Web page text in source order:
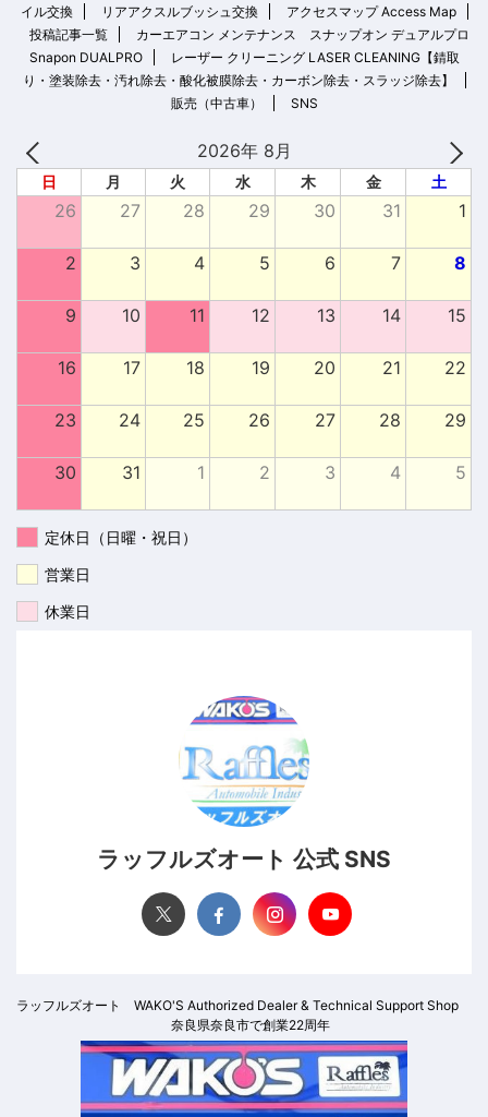
イル交換
リアアクスルブッシュ交換
アクセスマップ Access Map
投稿記事一覧
カーエアコン メンテナンス スナップオン デュアルプロ
Snapon DUALPRO
レーザー クリーニング LASER CLEANING【錆取
り・塗装除去・汚れ除去・酸化被膜除去・カーボン除去・スラッジ除去】
販売（中古車）
SNS
2026年 8月
日 月 火 水 木 金 土
26 27 28 29 30 31 1
2 3 4 5 6 7 8
9 10 11 12 13 14 15
16 17 18 19 20 21 22
23 24 25 26 27 28 29
30 31 1 2 3 4 5
定休日（日曜・祝日）
営業日
休業日
ラッフルズオート 公式 SNS
ラッフルズオート WAKO'S Authorized Dealer & Technical Support Shop
奈良県奈良市で創業22周年